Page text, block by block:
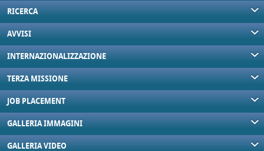
RICERCA
AVVISI
INTERNAZIONALIZZAZIONE
TERZA MISSIONE
JOB PLACEMENT
GALLERIA IMMAGINI
GALLERIA VIDEO